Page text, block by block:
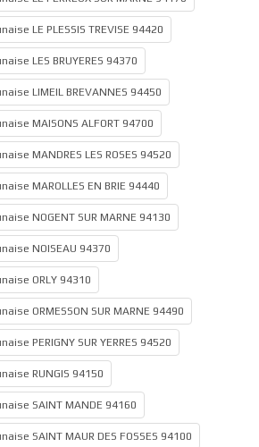
LE PLESSIS TREVISE 94420
LES BRUYERES 94370
LIMEIL BREVANNES 94450
MAISONS ALFORT 94700
MANDRES LES ROSES 94520
MAROLLES EN BRIE 94440
NOGENT SUR MARNE 94130
NOISEAU 94370
ORLY 94310
ORMESSON SUR MARNE 94490
PERIGNY SUR YERRES 94520
RUNGIS 94150
SAINT MANDE 94160
SAINT MAUR DES FOSSES 94100